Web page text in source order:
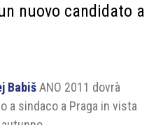
nuovo candidato a
BabišANO 2011 dovrà
a sindaco a Praga in vista